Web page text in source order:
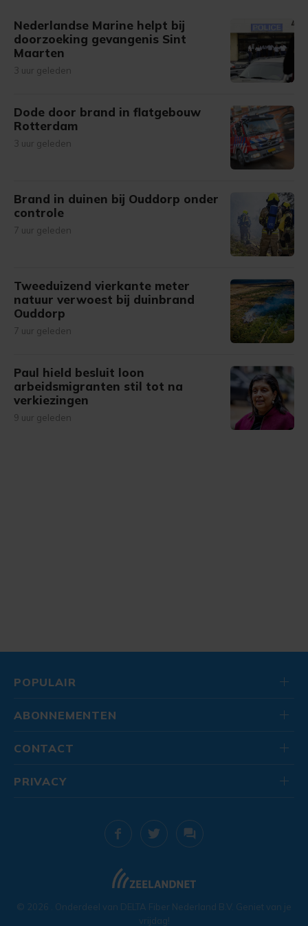
Nederlandse Marine helpt bij
doorzoeking gevangenis Sint
Maarten
3 uur geleden
Dode door brand in flatgebouw
Rotterdam
3 uur geleden
Brand in duinen bij Ouddorp onder
controle
7 uur geleden
Tweeduizend vierkante meter
natuur verwoest bij duinbrand
Ouddorp
7 uur geleden
Paul hield besluit loon
arbeidsmigranten stil tot na
verkiezingen
9 uur geleden
POPULAIR
ABONNEMENTEN
CONTACT
© 2026 . Onderdeel van DELTA Fiber Nederland B.V. Geniet van je
vrijdag!
PRIVACY